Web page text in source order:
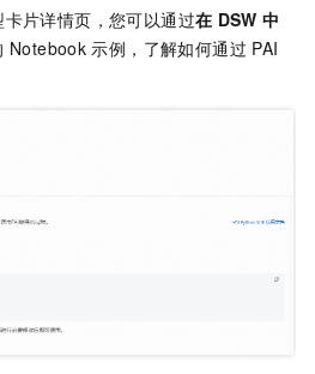
路径
卡片详情页，您可以通过在 DSW 中
Notebook 示例，了解如何通过 PAI